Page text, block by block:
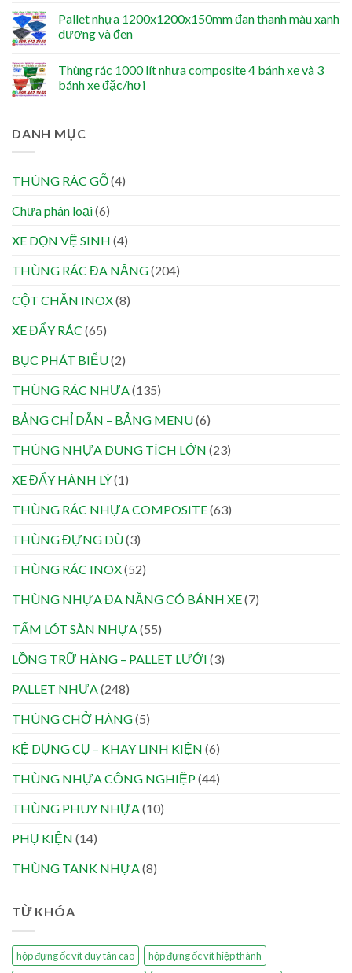
Pallet nhựa 1200x1200x150mm đan thanh màu xanh
dương và đen
Thùng rác 1000 lít nhựa composite 4 bánh xe và 3
bánh xe đặc/hơi
DANH MỤC
THÙNG RÁC GỖ(4)
Chưa phân loại(6)
XE DỌN VỆ SINH (4)
THÙNG RÁC ĐA NĂNG(204)
CỘT CHẮN INOX(8)
XE ĐẨY RÁC (65)
BỤC PHÁT BIỂU(2)
THÙNG RÁC NHỰA(135)
BẢNG CHỈ DẪN – BẢNG MENU(6)
THÙNG NHỰA DUNG TÍCH LỚN (23)
XE ĐẨY HÀNH LÝ(1)
THÙNG RÁC NHỰA COMPOSITE(63)
THÙNG ĐỰNG DÙ(3)
THÙNG RÁC INOX(52)
THÙNG NHỰA ĐA NĂNG CÓ BÁNH XE(7)
TẤM LÓT SÀN NHỰA(55)
LỒNG TRỮ HÀNG – PALLET LƯỚI (3)
PALLET NHỰA(248)
THÙNG CHỞ HÀNG(5)
KỆ DỤNG CỤ – KHAY LINH KIỆN (6)
THÙNG NHỰA CÔNG NGHIỆP(44)
THÙNG PHUY NHỰA(10)
PHỤ KIỆN (14)
THÙNG TANK NHỰA(8)
TỪ KHÓA
hộp đựng ốc vít duy tân cao
hộp đựng ốc vít hiệp thành